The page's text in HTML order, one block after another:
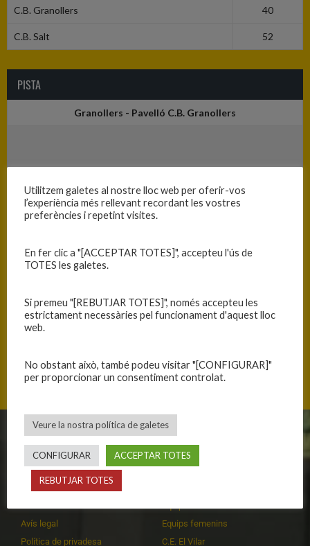
C.B. Granollers 40
C.B. Salt 52
PISTA
Granollers - Pavelló C.B. Granollers
Carrer de Girona, 08520 Granollers, Catalunya
Història
Avís legal
Política de privadesa
Primer equip masculí
Equips femenins
C.E. El Vilar
Utilitzem galetes al nostre lloc web per oferir-vos
l’experiència més rellevant recordant les vostres
preferències i repetint visites.
En fer clic a "[ACCEPTAR TOTES]", accepteu l'ús de
TOTES les galetes.
Si premeu "[REBUTJAR TOTES]", només accepteu les
estrictament necessàries pel funcionament d'aquest lloc
web.
No obstant això, també podeu visitar "[CONFIGURAR]"
per proporcionar un consentiment controlat.
Veure la nostra política de galetes
CONFIGURAR ACCEPTAR TOTES
REBUTJAR TOTES